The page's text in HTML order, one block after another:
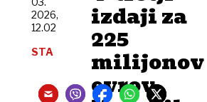
izdaji za
225
milijonov
evrov
2026,
12.02
STA